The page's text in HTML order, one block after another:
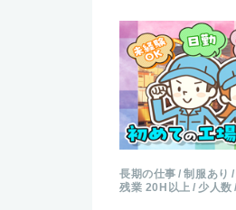
長期の仕事 制服あり
残業 20H以上
少人数